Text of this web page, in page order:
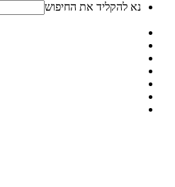
נא להקליד את החיפוש